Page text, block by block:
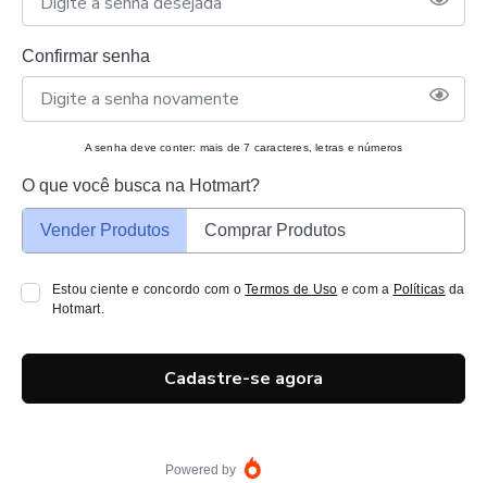
Confirmar senha
A senha deve conter: mais de 7 caracteres, letras e números
O que você busca na Hotmart?
Vender Produtos Comprar Produtos
Estou ciente e concordo com oTermos de Uso e com a Políticas da
Hotmart.
Cadastre-se agora
Powered by